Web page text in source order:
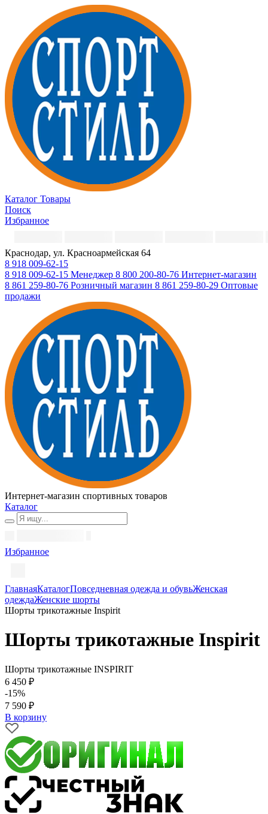
Каталог Товары
Поиск
Избранное
Краснодар, ул. Красноармейская 64
8 918 009-62-15
8 918 009-62-15 Менеджер 8 800 200-80-76 Интернет-магазин
8 861 259-80-76 Розничный магазин 8 861 259-80-29 Оптовые
продажи
Интернет-магазин спортивных товаров
Каталог
Избранное
ГлавнаяКаталогПовседневная одежда и обувьЖенская
одеждаЖенские шорты
Шорты трикотажные Inspirit
Шорты трикотажные Inspirit
Шорты трикотажные INSPIRIT
6 450 ₽
-15%
7 590 ₽
В корзину